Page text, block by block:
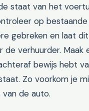
staat van het
op bestaande
gebreken en laat
de verhuurder. Maak
bewijs hebt
Zo voorkom je
de auto.